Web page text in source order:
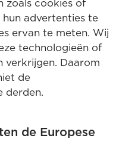
zoals cookies of
advertenties te
ervan te meten. Wij
technologieën of
verkrijgen. Daarom
de
derden.
de Europese